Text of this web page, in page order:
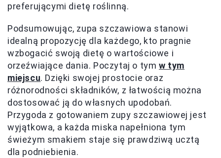
preferującymi dietę roślinną.
Podsumowując, zupa szczawiowa stanowi
idealną propozycję dla każdego, kto pragnie
wzbogacić swoją dietę o wartościowe i
orzeźwiające dania. Poczytaj o tymw tym
miejscu. Dzięki swojej prostocie oraz
różnorodności składników, z łatwością można
dostosować ją do własnych upodobań.
Przygoda z gotowaniem zupy szczawiowej jest
wyjątkowa, a każda miska napełniona tym
świeżym smakiem staje się prawdziwą ucztą
dla podniebienia.